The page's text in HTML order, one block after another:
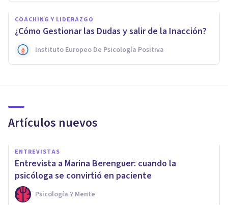
COACHING Y LIDERAZGO
¿Cómo Gestionar las Dudas y salir de la Inacción?
Instituto Europeo De Psicología Positiva
Artículos nuevos
ENTREVISTAS
Entrevista a Marina Berenguer: cuando la
psicóloga se convirtió en paciente
Psicología Y Mente